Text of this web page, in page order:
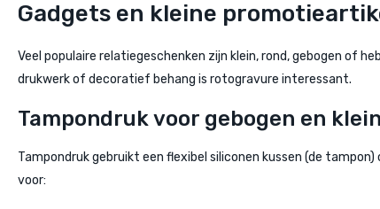
Gadgets en kleine
Veel populaire relatiegeschenken zijn klein, rond, gebogen of
drukwerk of decoratief behang is rotogravure interessant.
Tampondruk voor gebogen en
Tampondruk gebruikt een flexibel siliconen kussen (de
voor: